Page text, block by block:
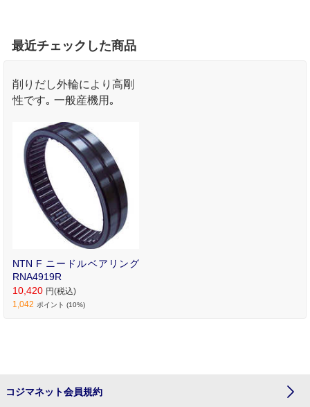
最近チェックした商品
削りだし外輪により高剛
性です｡ 一般産機用｡
NTN F ニードルベアリング
RNA4919R
10,420 円(税込)
1,042 ポイント (10%)
コジマネット会員規約